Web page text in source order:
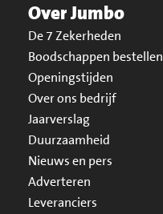
Over Jumbo
De 7 Zekerheden
Boodschappen bestellen
Openingstijden
Over ons bedrijf
Jaarverslag
Duurzaamheid
Nieuws en pers
Adverteren
Leveranciers